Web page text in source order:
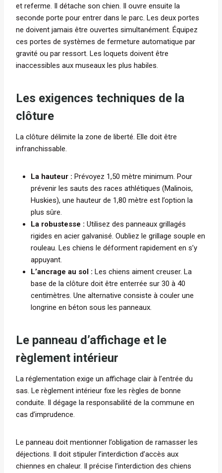
et referme. Il détache son chien. Il ouvre ensuite la
seconde porte pour entrer dans le parc. Les deux portes
ne doivent jamais être ouvertes simultanément. Équipez
ces portes de systèmes de fermeture automatique par
gravité ou par ressort. Les loquets doivent être
inaccessibles aux museaux les plus habiles.
Les exigences techniques de la
clôture
La clôture délimite la zone de liberté. Elle doit être
infranchissable.
La hauteur : Prévoyez 1,50 mètre minimum. Pour
prévenir les sauts des races athlétiques (Malinois,
Huskies), une hauteur de 1,80 mètre est l’option la
plus sûre.
La robustesse : Utilisez des panneaux grillagés
rigides en acier galvanisé. Oubliez le grillage souple en
rouleau. Les chiens le déforment rapidement en s’y
appuyant.
L’ancrage au sol : Les chiens aiment creuser. La
base de la clôture doit être enterrée sur 30 à 40
centimètres. Une alternative consiste à couler une
longrine en béton sous les panneaux.
Le panneau d’affichage et le
règlement intérieur
La réglementation exige un affichage clair à l’entrée du
sas. Le règlement intérieur fixe les règles de bonne
conduite. Il dégage la responsabilité de la commune en
cas d’imprudence.
Le panneau doit mentionner l’obligation de ramasser les
déjections. Il doit stipuler l’interdiction d’accès aux
chiennes en chaleur. Il précise l’interdiction des chiens